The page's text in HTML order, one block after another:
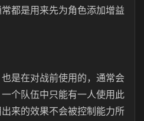
都是用来先为角色添加增益
是在对战前使用的，通常会
个队伍中只能有一人使用此
来的效果不会被控制能力所